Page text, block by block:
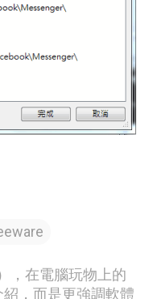
，在電腦玩物上的
，而是更強調軟體